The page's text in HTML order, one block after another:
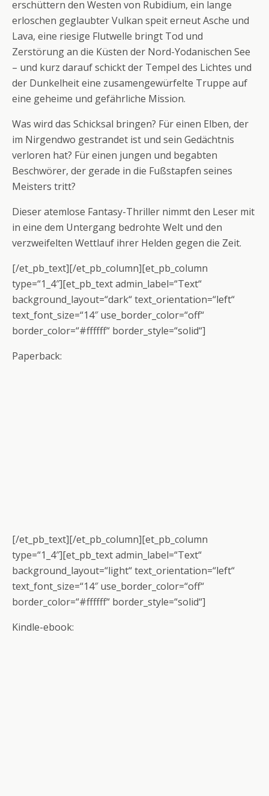
erschüttern den Westen von Rubidium, ein lange
erloschen geglaubter Vulkan speit erneut Asche und
Lava, eine riesige Flutwelle bringt Tod und
Zerstörung an die Küsten der Nord-Yodanischen See
– und kurz darauf schickt der Tempel des Lichtes und
der Dunkelheit eine zusamengewürfelte Truppe auf
eine geheime und gefährliche Mission.
Was wird das Schicksal bringen? Für einen Elben, der
im Nirgendwo gestrandet ist und sein Gedächtnis
verloren hat? Für einen jungen und begabten
Beschwörer, der gerade in die Fußstapfen seines
Meisters tritt?
Dieser atemlose Fantasy-Thriller nimmt den Leser mit
in eine dem Untergang bedrohte Welt und den
verzweifelten Wettlauf ihrer Helden gegen die Zeit.
[/et_pb_text][/et_pb_column][et_pb_column
type=“1_4″][et_pb_text admin_label=“Text“
background_layout=“dark“ text_orientation=“left“
text_font_size=“14″ use_border_color=“off“
border_color=“#ffffff“ border_style=“solid“]
Paperback:
[/et_pb_text][/et_pb_column][et_pb_column
type=“1_4″][et_pb_text admin_label=“Text“
background_layout=“light“ text_orientation=“left“
text_font_size=“14″ use_border_color=“off“
border_color=“#ffffff“ border_style=“solid“]
Kindle-ebook: